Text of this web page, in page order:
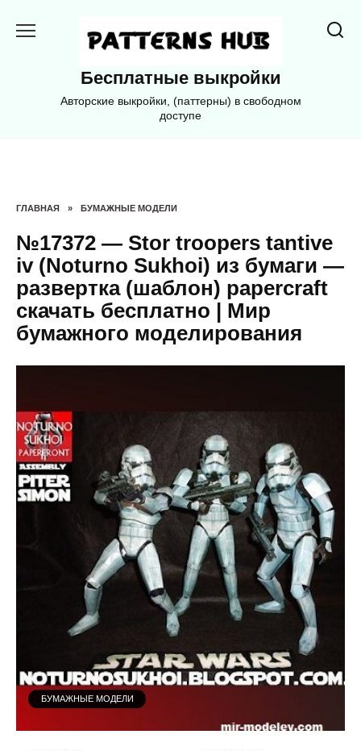
Бесплатные выкройки
Авторские выкройки, (паттерны) в свободном
доступе
ГЛАВНАЯ » БУМАЖНЫЕ МОДЕЛИ
№17372 — Stor troopers tantive
iv (Noturno Sukhoi) из бумаги —
развертка (шаблон) papercraft
скачать бесплатно | Мир
бумажного моделирования
БУМАЖНЫЕ МОДЕЛИ